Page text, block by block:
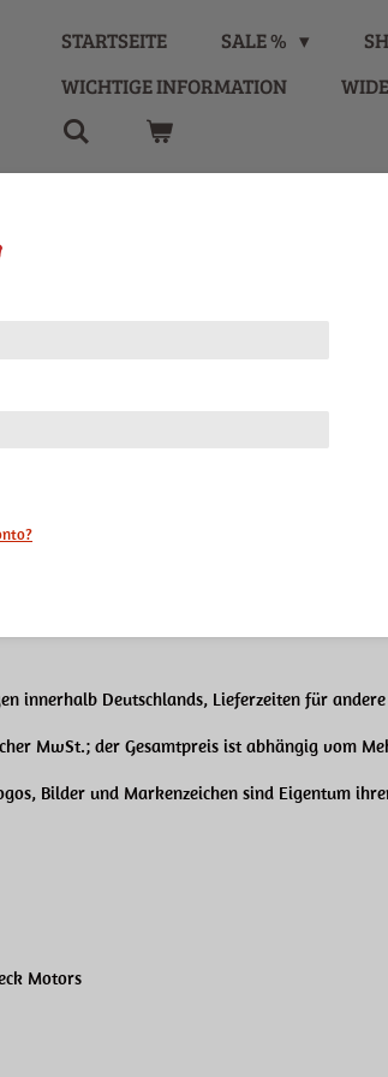
STARTSEITE SALE %
WICHTIGE INFORMATION
innerhalb Deutschlands, Lieferzeiten für
MwSt.; der Gesamtpreis ist abhängig vom
Bilder und Markenzeichen sind Eigentum
Motors